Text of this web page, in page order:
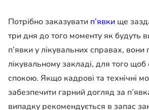
Потрібно заказувати п’явки ще
три дня до того моменту як будуть
п’явки у лікувальних справах, вони
лікувальному закладі, для того
спокою. Якщо кадрові та технічні
забезпечити гарний догляд за
випадку рекомендується в запас